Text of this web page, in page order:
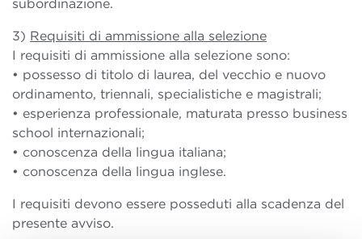
subordinazione.
3) Requisiti di ammissione alla selezione
I requisiti di ammissione alla selezione sono:
• possesso di titolo di laurea, del vecchio e nuovo
ordinamento, triennali, specialistiche e magistrali;
• esperienza professionale, maturata presso business
school internazionali;
• conoscenza della lingua italiana;
• conoscenza della lingua inglese.
I requisiti devono essere posseduti alla scadenza del
presente avviso.